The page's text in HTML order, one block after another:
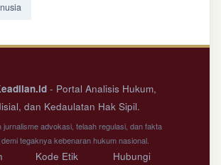
- Portal Analisis Hukum,
dan Kedaulatan Hak Sipil.
jurnalisme advokasi, telaah regulasi, dan fakta
tegaknya kebenaran hukum nasional.
Kode Etik Hubungi